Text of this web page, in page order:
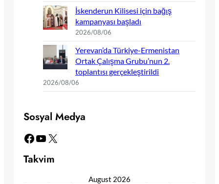
İskenderun Kilisesi için bağış
kampanyası başladı
2026/08/06
Yerevan’da Türkiye-Ermenistan
Ortak Çalışma Grubu’nun 2.
toplantısı gerçekleştirildi
2026/08/06
Sosyal Medya
Facebook YouTube X
Takvim
August 2026